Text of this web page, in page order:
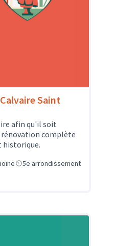
Saint
afin qu'il soit
complète
historique.
5e arrondissement